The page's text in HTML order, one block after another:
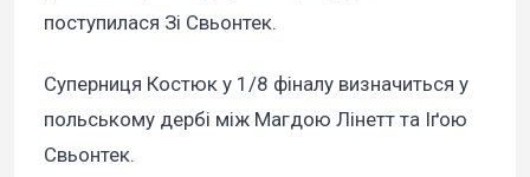
поступилася Зі Свьонтек.
Суперниця Костюк у 1/8 фіналу визначиться у
польському дербі між Магдою Лінетт та Іґою
Свьонтек.